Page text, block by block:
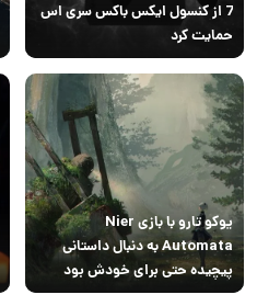
7 از کنسول ایکس باکس سری اس
حمایت کرد
یوکو تارو با بازی Nier
Automata به دنبال داستانی
پیچیده حتی برای خودش بود